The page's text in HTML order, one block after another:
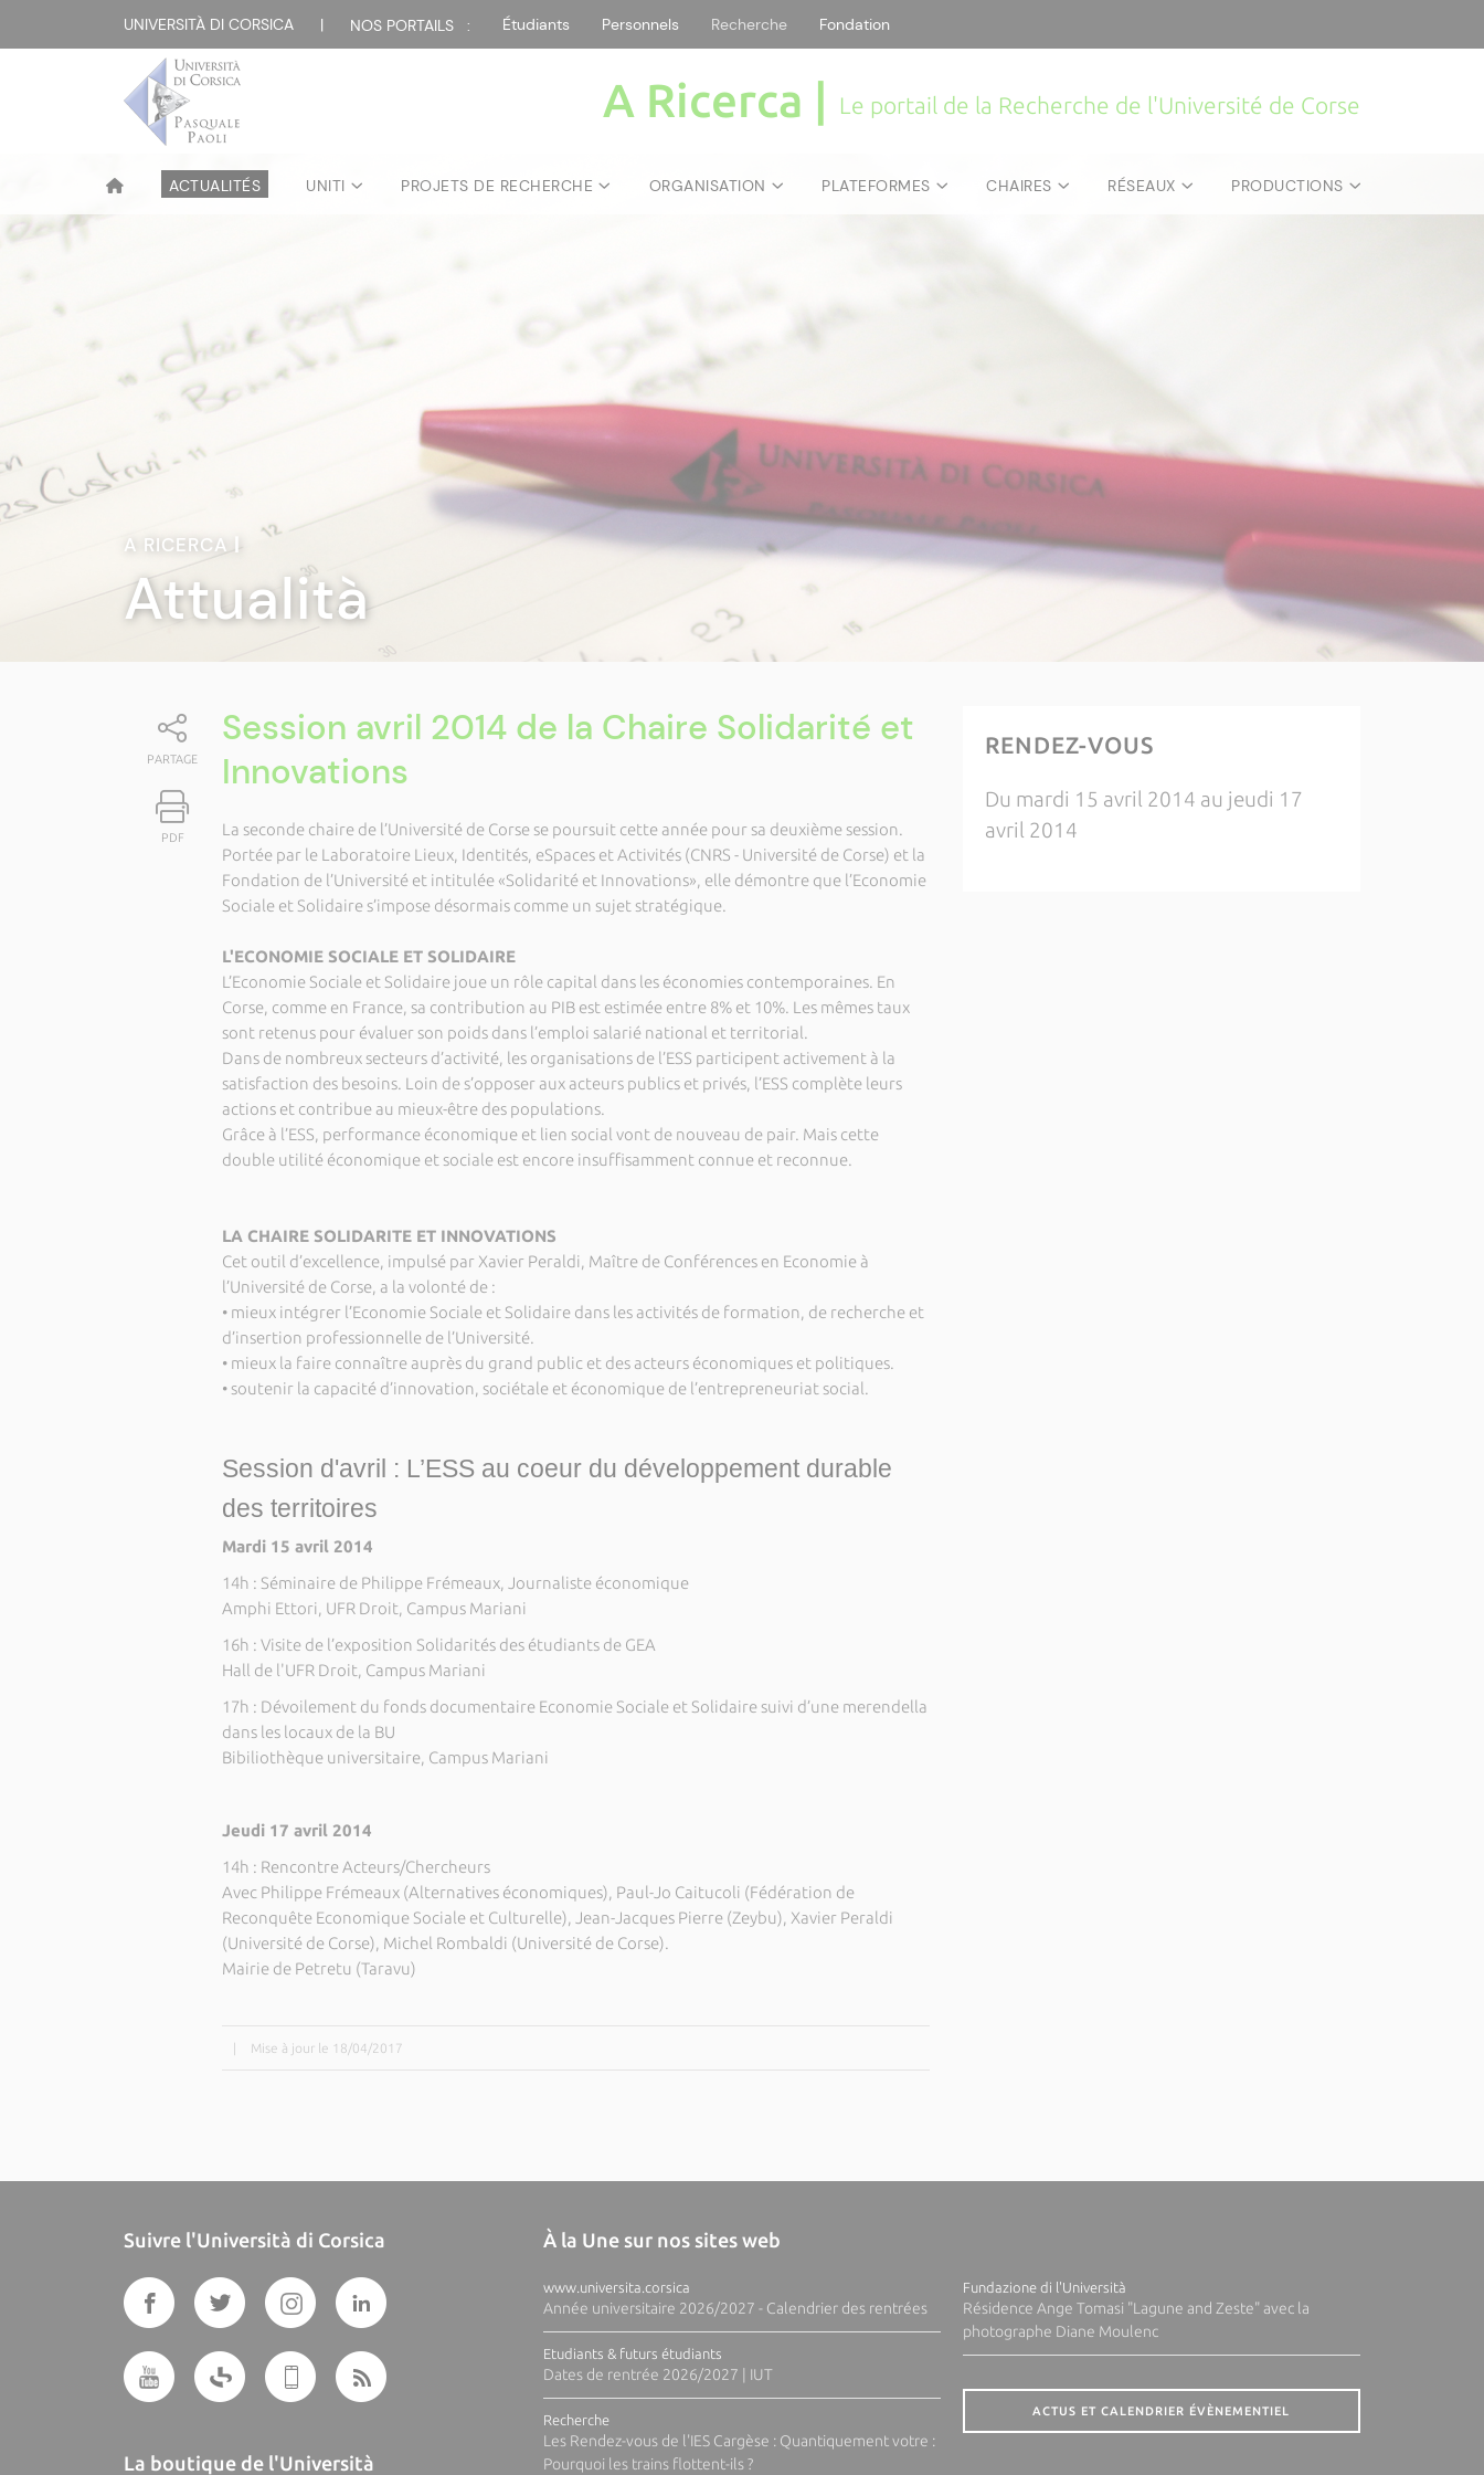
UNIVERSITÀ DI CORSICA | NOS PORTAILS : Étudiants Personnels Recherche Fondation
A Ricerca | Le portail de la Recherche de l'Université de Corse
ACTUALITÉS UNITI PROJETS DE RECHERCHE ORGANISATION PLATEFORMES CHAIRES RÉSEAUX PRODUCTIONS
A RICERCA|
Attualità
PARTAGE
PDF
Session avril 2014 de la Chaire Solidarité et
Innovations
La seconde chaire de l’Université de Corse se poursuit cette année pour sa deuxième session.
Portée par le Laboratoire Lieux, Identités, eSpaces et Activités (CNRS - Université de Corse) et la
Fondation de l’Université et intitulée «Solidarité et Innovations», elle démontre que l’Economie
Sociale et Solidaire s’impose désormais comme un sujet stratégique.
L'ECONOMIE SOCIALE ET SOLIDAIRE
L’Economie Sociale et Solidaire joue un rôle capital dans les économies contemporaines. En
Corse, comme en France, sa contribution au PIB est estimée entre 8% et 10%. Les mêmes taux
sont retenus pour évaluer son poids dans l’emploi salarié national et territorial.
Dans de nombreux secteurs d’activité, les organisations de l’ESS participent activement à la
satisfaction des besoins. Loin de s’opposer aux acteurs publics et privés, l’ESS complète leurs
actions et contribue au mieux-être des populations.
Grâce à l’ESS, performance économique et lien social vont de nouveau de pair. Mais cette
double utilité économique et sociale est encore insuffisamment connue et reconnue.
LA CHAIRE SOLIDARITE ET INNOVATIONS
Cet outil d’excellence, impulsé par Xavier Peraldi, Maître de Conférences en Economie à
l’Université de Corse, a la volonté de :
• mieux intégrer l’Economie Sociale et Solidaire dans les activités de formation, de recherche et
d’insertion professionnelle de l’Université.
• mieux la faire connaître auprès du grand public et des acteurs économiques et politiques.
• soutenir la capacité d’innovation, sociétale et économique de l’entrepreneuriat social.
Session d'avril : L’ESS au coeur du développement durable
des territoires
Mardi 15 avril 2014
14h : Séminaire de Philippe Frémeaux, Journaliste économique
Amphi Ettori, UFR Droit, Campus Mariani
16h : Visite de l’exposition Solidarités des étudiants de GEA
Hall de l'UFR Droit, Campus Mariani
17h : Dévoilement du fonds documentaire Economie Sociale et Solidaire suivi d’une merendella
dans les locaux de la BU
Bibiliothèque universitaire, Campus Mariani
Jeudi 17 avril 2014
14h : Rencontre Acteurs/Chercheurs
Avec Philippe Frémeaux (Alternatives économiques), Paul-Jo Caitucoli (Fédération de
Reconquête Economique Sociale et Culturelle), Jean-Jacques Pierre (Zeybu), Xavier Peraldi
(Université de Corse), Michel Rombaldi (Université de Corse).
Mairie de Petretu (Taravu)
Mise à jour le 18/04/2017
RENDEZ-VOUS
Du mardi 15 avril 2014 au jeudi 17
avril 2014
Suivre l'Università di Corsica
La boutique de l'Università
À la Une sur nos sites web
www.universita.corsica
Année universitaire 2026/2027 - Calendrier des rentrées
Etudiants & futurs étudiants
Dates de rentrée 2026/2027 | IUT
Recherche
Les Rendez-vous de l'IES Cargèse : Quantiquement votre :
Pourquoi les trains flottent-ils ?
Fundazione di l'Università
Résidence Ange Tomasi "Lagune and Zeste" avec la
photographe Diane Moulenc
ACTUS ET CALENDRIER ÉVÈNEMENTIEL